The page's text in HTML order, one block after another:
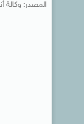
المصدر: وكالة